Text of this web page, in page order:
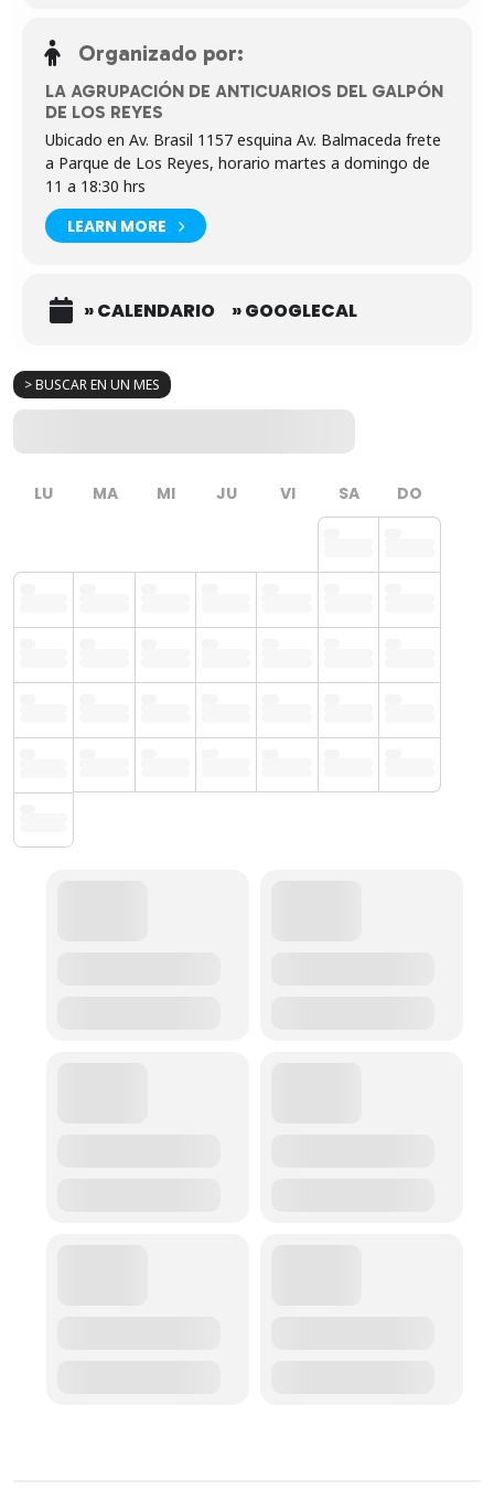
> BUSCAR EN UN MES
LU MA MI JU VI SA DO
Organizado por:
LA AGRUPACIÓN DE ANTICUARIOS DEL GALPÓN
DE LOS REYES
Ubicado en Av. Brasil 1157 esquina Av. Balmaceda frete
a Parque de Los Reyes, horario martes a domingo de
11 a 18:30 hrs
LEARN MORE
» CALENDARIO » GOOGLECAL